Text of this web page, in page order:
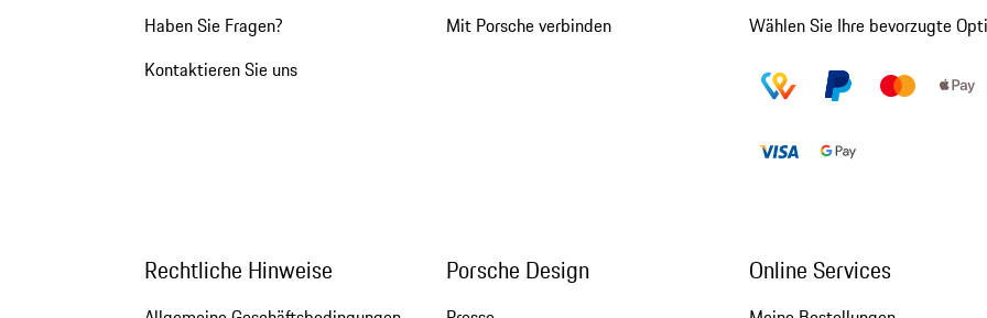
Haben Sie Fragen?
Kontaktieren Sie uns
Mit Porsche verbinden Wählen Sie Ihre bevorzugte
Rechtliche Hinweise Porsche Design Online Services